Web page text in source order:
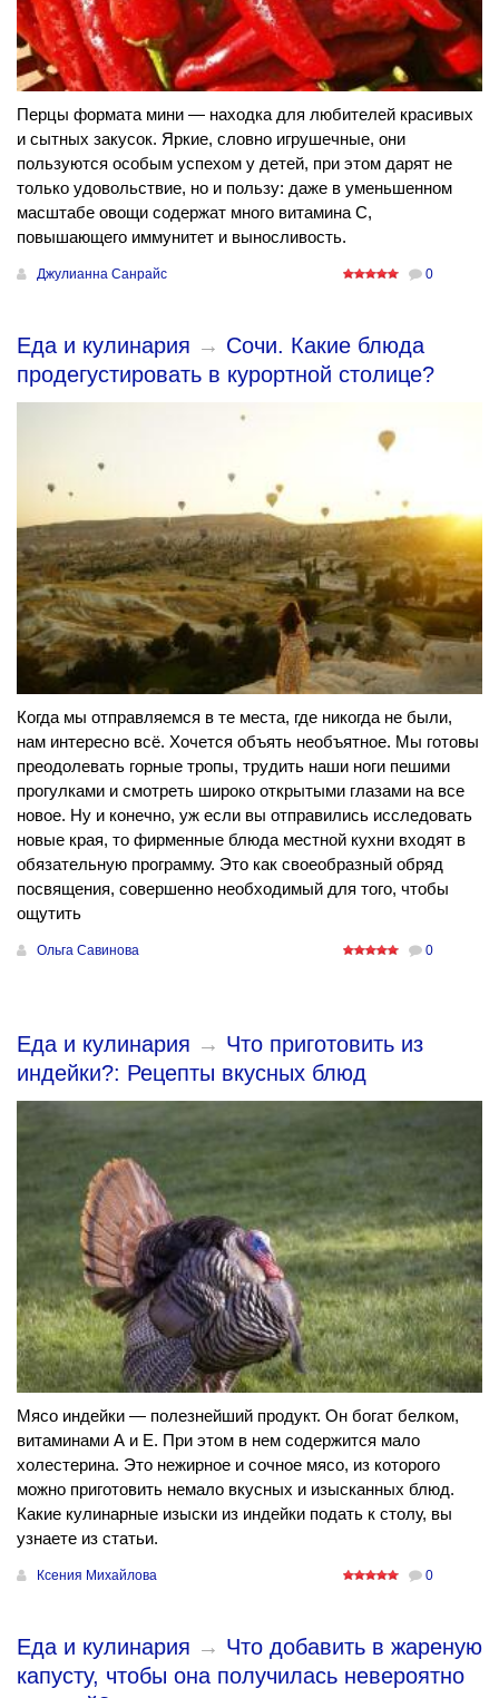
Перцы формата мини — находка для любителей красивых
и сытных закусок. Яркие, словно игрушечные, они
пользуются особым успехом у детей, при этом дарят не
только удовольствие, но и пользу: даже в уменьшенном
масштабе овощи содержат много витамина C,
повышающего иммунитет и выносливость.
Джулианна Санрайс 0
Еда и кулинария → Сочи. Какие блюда
продегустировать в курортной столице?
Когда мы отправляемся в те места, где никогда не были,
нам интересно всё. Хочется объять необъятное. Мы готовы
преодолевать горные тропы, трудить наши ноги пешими
прогулками и смотреть широко открытыми глазами на все
новое. Ну и конечно, уж если вы отправились исследовать
новые края, то фирменные блюда местной кухни входят в
обязательную программу. Это как своеобразный обряд
посвящения, совершенно необходимый для того, чтобы
ощутить
Ольга Савинова 0
Еда и кулинария → Что приготовить из
индейки?: Рецепты вкусных блюд
Мясо индейки — полезнейший продукт. Он богат белком,
витаминами А и Е. При этом в нем содержится мало
холестерина. Это нежирное и сочное мясо, из которого
можно приготовить немало вкусных и изысканных блюд.
Какие кулинарные изыски из индейки подать к столу, вы
узнаете из статьи.
Ксения Михайлова 0
Еда и кулинария → Что добавить в жареную
капусту, чтобы она получилась невероятно